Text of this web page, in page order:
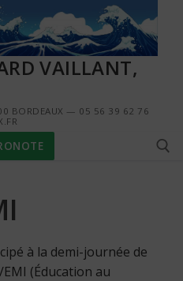
VAILLANT,
BORDEAUX — 05 56 39 62 76
à la demi-journée de
(Éducation au